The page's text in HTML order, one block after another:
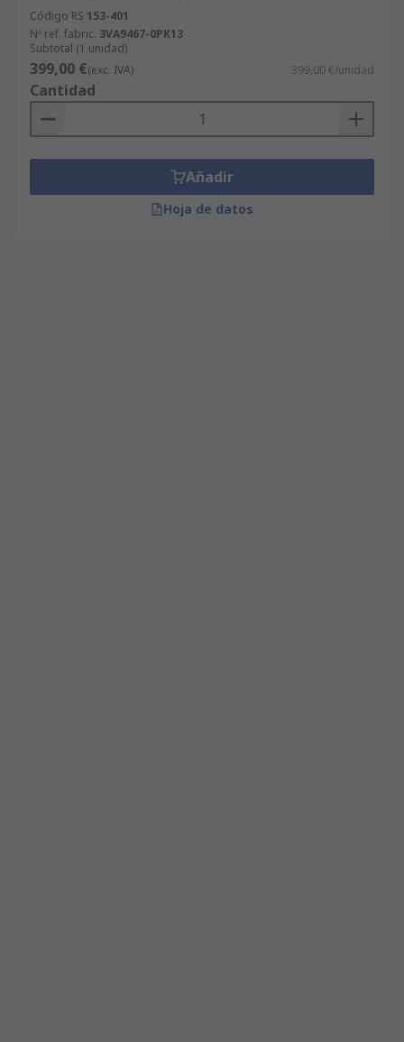
Código RS 153-401
Nº ref. fabric. 3VA9467-0PK13
Subtotal (1 unidad)
399,00 €(exc. IVA) 399,00 €/unidad
Cantidad
Añadir
Hoja de datos